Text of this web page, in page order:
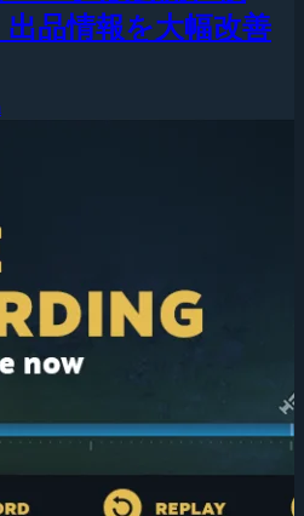
品情報を大幅改善